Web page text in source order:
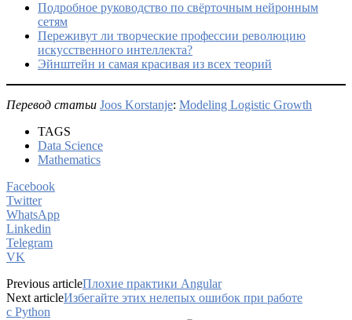
Подробное руководство по свёрточным нейронным
сетям
Переживут ли творческие профессии революцию
искусственного интеллекта?
Эйнштейн и самая красивая из всех теорий
Перевод статьи Joos Korstanje: Modeling Logistic Growth
TAGS
Data Science
Mathematics
Facebook
Twitter
WhatsApp
Linkedin
Telegram
VK
Previous articleПлохие практики Angular
Next articleИзбегайте этих нелепых ошибок при работе
с Python